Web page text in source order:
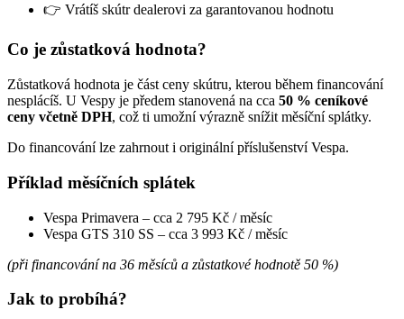
👉 Vrátíš skútr dealerovi za garantovanou hodnotu
Co je zůstatková hodnota?
Zůstatková hodnota je část ceny skútru, kterou během financování
nesplácíš. U Vespy je předem stanovená na cca 50 % ceníkové
ceny včetně DPH, což ti umožní výrazně snížit měsíční splátky.
Do financování lze zahrnout i originální příslušenství Vespa.
Příklad měsíčních splátek
Vespa Primavera – cca 2 795 Kč / měsíc
Vespa GTS 310 SS – cca 3 993 Kč / měsíc
(při financování na 36 měsíců a zůstatkové hodnotě 50 %)
Jak to probíhá?